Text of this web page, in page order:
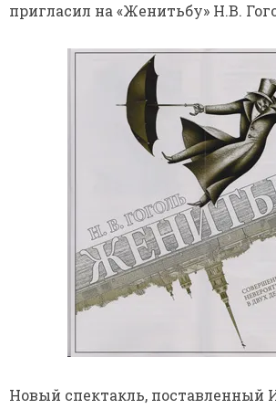
пригласил на «Женитьбу» Н.В.
Новый спектакль, поставленный